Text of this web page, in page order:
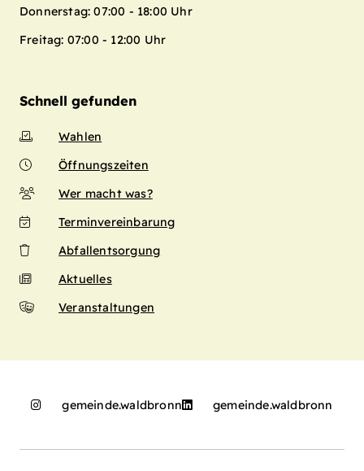
Donnerstag: 07:00 - 18:00 Uhr
Freitag: 07:00 - 12:00 Uhr
Schnell gefunden
Wahlen
Öffnungszeiten
Wer macht was?
Terminvereinbarung
Abfallentsorgung
Aktuelles
Veranstaltungen
gemeinde.waldbronn gemeinde.waldbronn